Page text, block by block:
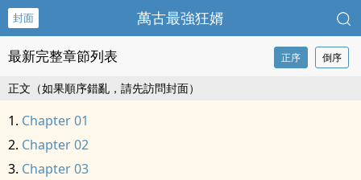
封面 萬古最強狂婿
最新完整章節列表 正序 倒序
正文（如果順序錯亂，請先訪問封面）
Chapter 01
Chapter 02
Chapter 03